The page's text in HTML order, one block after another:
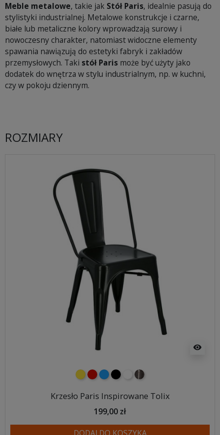
Meble metalowe, takie jak Stół Paris, idealnie pasują do
stylistyki industrialnej. Metalowe konstrukcje i czarne,
białe lub metaliczne kolory wprowadzają surowy i
nowoczesny charakter, natomiast widoczne elementy
spawania nawiązują do estetyki fabryk i zakładów
przemysłowych. Taki stół Paris może być użyty jako
dodatek do wnętrza w stylu industrialnym, np. w kuchni,
czy w pokoju dziennym.
ROZMIARY
visibility
żółtyczerwony
niebieski
czarnybiałymetalowy
Krzesło Paris Inspirowane Tolix
199,00 zł